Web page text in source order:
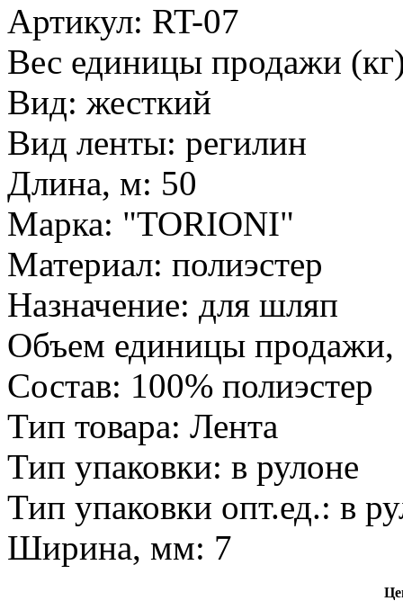
Артикул: RT-07
Вес единицы продажи
Вид: жесткий
Вид ленты: регилин
Длина, м: 50
Марка: "TORIONI"
Материал: полиэстер
Назначение: для шляп
Объем единицы продажи,
Состав: 100% полиэстер
Тип товара: Лента
Тип упаковки: в рулоне
Тип упаковки опт.ед.: в
Ширина, мм: 7